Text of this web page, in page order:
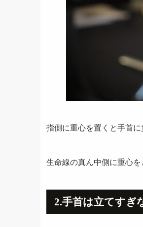
指側に重心を置くと手首に
生命線の真ん中側に重心を
2.手首は立てすぎ